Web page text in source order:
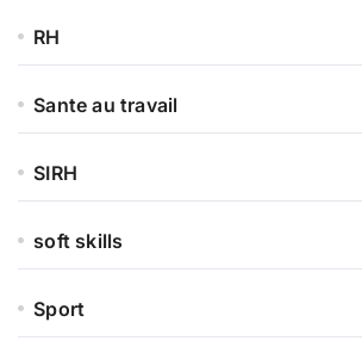
RH
Sante au travail
SIRH
soft skills
Sport